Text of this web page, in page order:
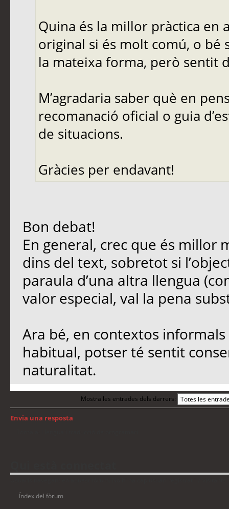
Quina és la millor pràctica en
original si és molt comú, o
la mateixa forma, però sentit
M’agradaria saber què en
recomanació oficial o guia
de situacions.
Gràcies per endavant!
Bon debat!
En general, crec que és millor
dins del text, sobretot si
paraula d’una altra llengua
valor especial, val la pena
Ara bé, en contextos
habitual, potser té sentit
naturalitat.
Mostra les entrades dels darrers:
Envia una resposta
Índex del fòrum